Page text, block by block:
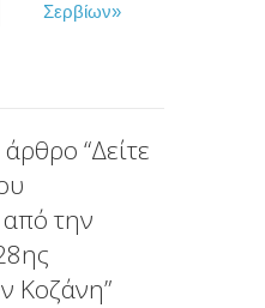
Σερβίων»
“Δείτε
από την
Κοζάνη”